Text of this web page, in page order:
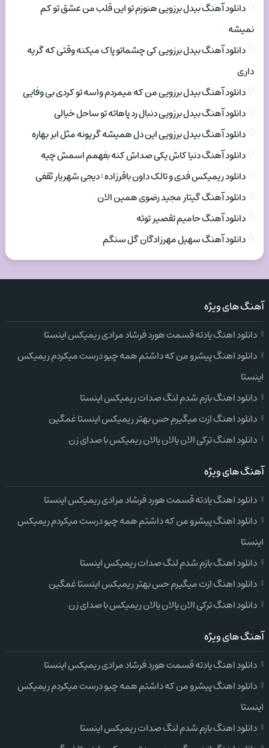
دانلود آهنگ بیدل برزویی هنوزم تو این قلب من عشق تو کم
نمیشه
دانلود آهنگ بیدل برزویی کی چشماتو پاک میکنه وقتی که گریه
داری
دانلود آهنگ بیدل برزویی من که میمردم واسه تو کردی بی وفایی
دانلود آهنگ بیدل برزویی دنبال رد پاهاته تو ساحل خیالی
دانلود آهنگ بیدل برزویی این دل همیشه گریونه مثل ابر بهاره
دانلود آهنگ دنیا کاش یکی صداش کنه بفهمم اسمش چیه
دانلود ریمیکس فدی و تالک داون باقرزاده : دیجی شهریار ثقفی
دانلود آهنگ گیتار مجید رضوی همین الان
دانلود آهنگ حامیم تقصیر توئه
دانلود آهنگ سهیل مهرزادگان گل سنگم
آهنگ های ویژه
دانلود اهنگ یادته قسمت هورد فرشاد مرادی ریمیکس اینستا
دانلود اهنگ پیشرو من که داشتم همه چیو درست میکردم ریمیکس
اینستا
دانلود اهنگ بازم شدم لنگ صدات ریمیکس اینستا
دانلود اهنگ ازت میگیرم حس بهتر ریمیکس اینستا غمگین
دانلود اهنگ ترکی الان یالان یالان ریمیکس با صدای زن
آهنگ های ویژه
دانلود اهنگ یادته قسمت هورد فرشاد مرادی ریمیکس اینستا
دانلود اهنگ پیشرو من که داشتم همه چیو درست میکردم ریمیکس
اینستا
دانلود اهنگ بازم شدم لنگ صدات ریمیکس اینستا
دانلود اهنگ ازت میگیرم حس بهتر ریمیکس اینستا غمگین
دانلود اهنگ ترکی الان یالان یالان ریمیکس با صدای زن
آهنگ های ویژه
دانلود اهنگ یادته قسمت هورد فرشاد مرادی ریمیکس اینستا
دانلود اهنگ پیشرو من که داشتم همه چیو درست میکردم ریمیکس
اینستا
دانلود اهنگ بازم شدم لنگ صدات ریمیکس اینستا